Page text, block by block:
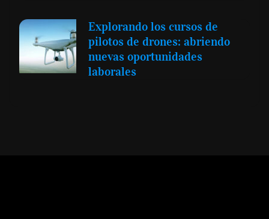
Explorando los cursos de
pilotos de drones: abriendo
nuevas oportunidades
laborales